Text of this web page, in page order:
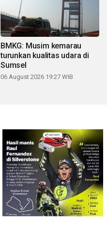
BMKG: Musim kemarau
turunkan kualitas udara di
Sumsel
06 August 2026 19:27 WIB